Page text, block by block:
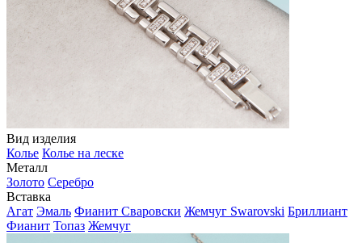
Вид изделия
Колье Колье на леске
Металл
Золото Серебро
Вставка
Агат Эмаль Фианит Сваровски Жемчуг Swarovski Бриллиант
Фианит Топаз Жемчуг